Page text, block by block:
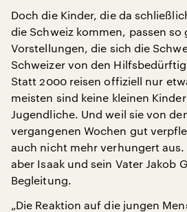
Doch die Kinder, die da
die Schweiz kommen, passen so
Vorstellungen, die sich die
Schweizer von den
Statt 2000 reisen offiziell nur
meisten sind keine kleinen
Jugendliche. Und weil sie von
vergangenen Wochen gut
auch nicht mehr verhungert
aber Isaak und sein Vater Jakob
Begleitung.
„Die Reaktion auf die jungen